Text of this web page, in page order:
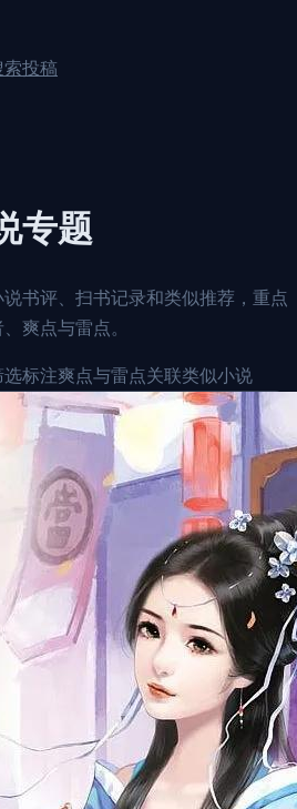
索投稿
专题
书评、扫书记录和类似推荐，重点
爽点与雷点。
选标注爽点与雷点关联类似小说